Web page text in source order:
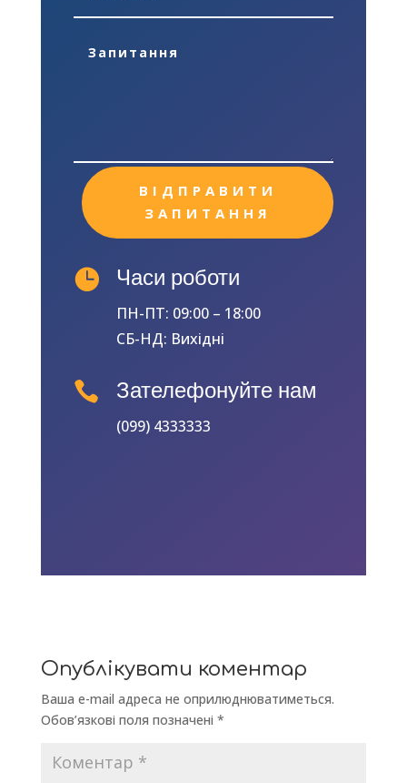
ВІДПРАВИТИ
ЗАПИТАННЯ
 Часи роботи
ПН-ПТ: 09:00 – 18:00
СБ-НД: Вихідні
 Зателефонуйте нам
(099) 4333333
Опублікувати коментар
Ваша e-mail адреса не оприлюднюватиметься.
Обов’язкові поля позначені *